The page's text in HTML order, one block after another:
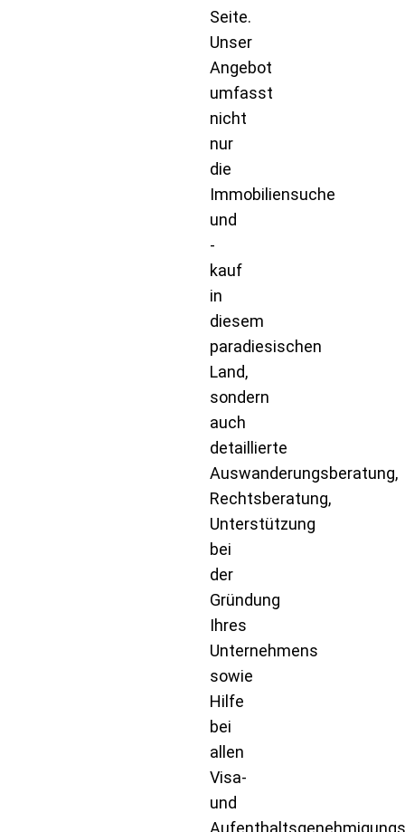
Seite.
Unser
Angebot
umfasst
nicht
nur
die
Immobiliensuche
und
-
kauf
in
diesem
paradiesischen
Land,
sondern
auch
detaillierte
Auswanderungsberatung,
Rechtsberatung,
Unterstützung
bei
der
Gründung
Ihres
Unternehmens
sowie
Hilfe
bei
allen
Visa-
und